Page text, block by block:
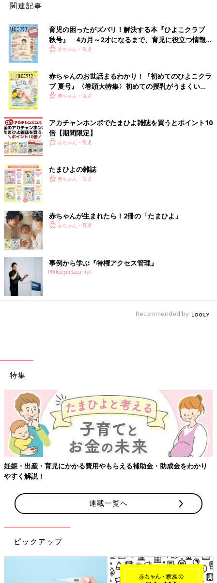
関連記事
育児の困ったがズバリ！解決する本『ひよこクラブ
秋号』 4カ月～2才になるまで、育児に役立つ情報が
いっぱい！
赤ちゃん・育児
赤ちゃんのお世話まるわかり！『初めてのひよこクラ
ブ 夏号』〈巻頭大特集〉初めての授乳がうまくい
く！ おっぱい・ミルクの基本と夏のトラブル 解決テ
赤ちゃん・育児
アカチャンホンポでたまひよ雑誌を買うとポイント10
倍【期間限定】
赤ちゃん・育児
たまひよの雑誌
赤ちゃん・育児
赤ちゃんが生まれたら！2冊の「たまひよ」
赤ちゃん・育児
事例から学ぶ『特権アクセス管理』
PR(KeeperSecurity)
Recommended by
特集
妊娠・出産・育児にかかる費用やもらえる補助金・助成金をわかり
やすく解説！
連載一覧へ
ピックアップ